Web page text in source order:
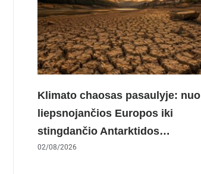
Klimato chaosas pasaulyje: nuo
liepsnojančios Europos iki
stingdančio Antarktidos
paradokso
02/08/2026